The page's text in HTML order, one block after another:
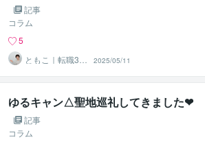
記事
コラム
5
ともこ｜転職30
回弱い人専門カ
ウンセラー
2025/05/11
ゆるキャン△聖地巡礼してきました❤
記事
コラム